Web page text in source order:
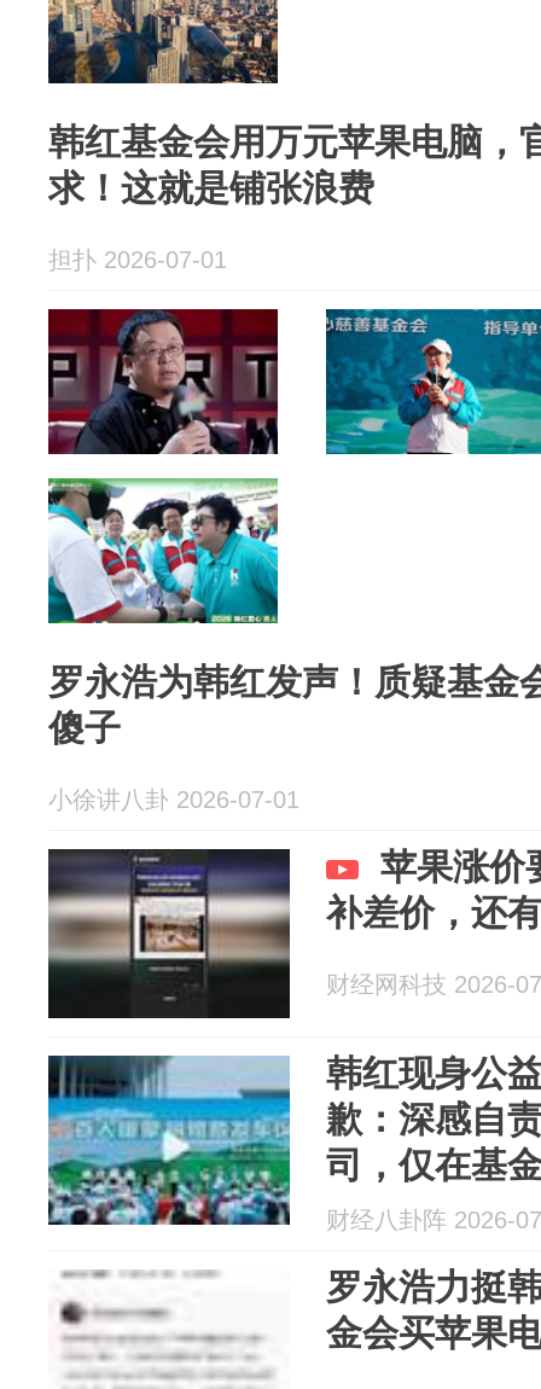
韩红基金会用万元苹果电脑，
求！这就是铺张浪费
担扑 2026-07-01
罗永浩为韩红发声！质疑基金
傻子
小徐讲八卦 2026-07-01
苹果涨价
补差价，还
财经网科技 2026-
韩红现身公
歉：深感自
司，仅在基
采购苹果电
财经八卦阵 2026-
罗永浩力挺
金会买苹果